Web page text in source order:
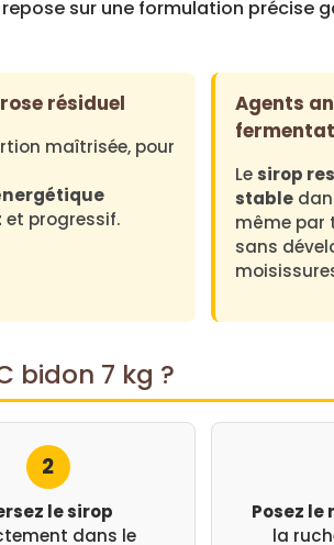
d
n
7
k
–
N
o
u
e
repose sur une formulation précise
résiduel
maîtrisée, pour
et progressif.
Agents
Lesirop
stable
même par
sans
bidon 7 kg ?
2
le sirop
dans le
Posez
la